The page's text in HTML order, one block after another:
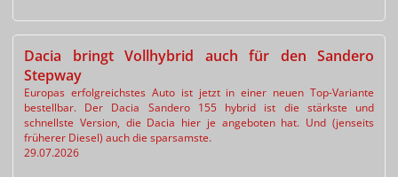
Dacia bringt Vollhybrid auch für den Sandero
Stepway
Europas erfolgreichstes Auto ist jetzt in einer neuen Top-Variante
bestellbar. Der Dacia Sandero 155 hybrid ist die stärkste und
schnellste Version, die Dacia hier je angeboten hat. Und (jenseits
früherer Diesel) auch die sparsamste.
29.07.2026